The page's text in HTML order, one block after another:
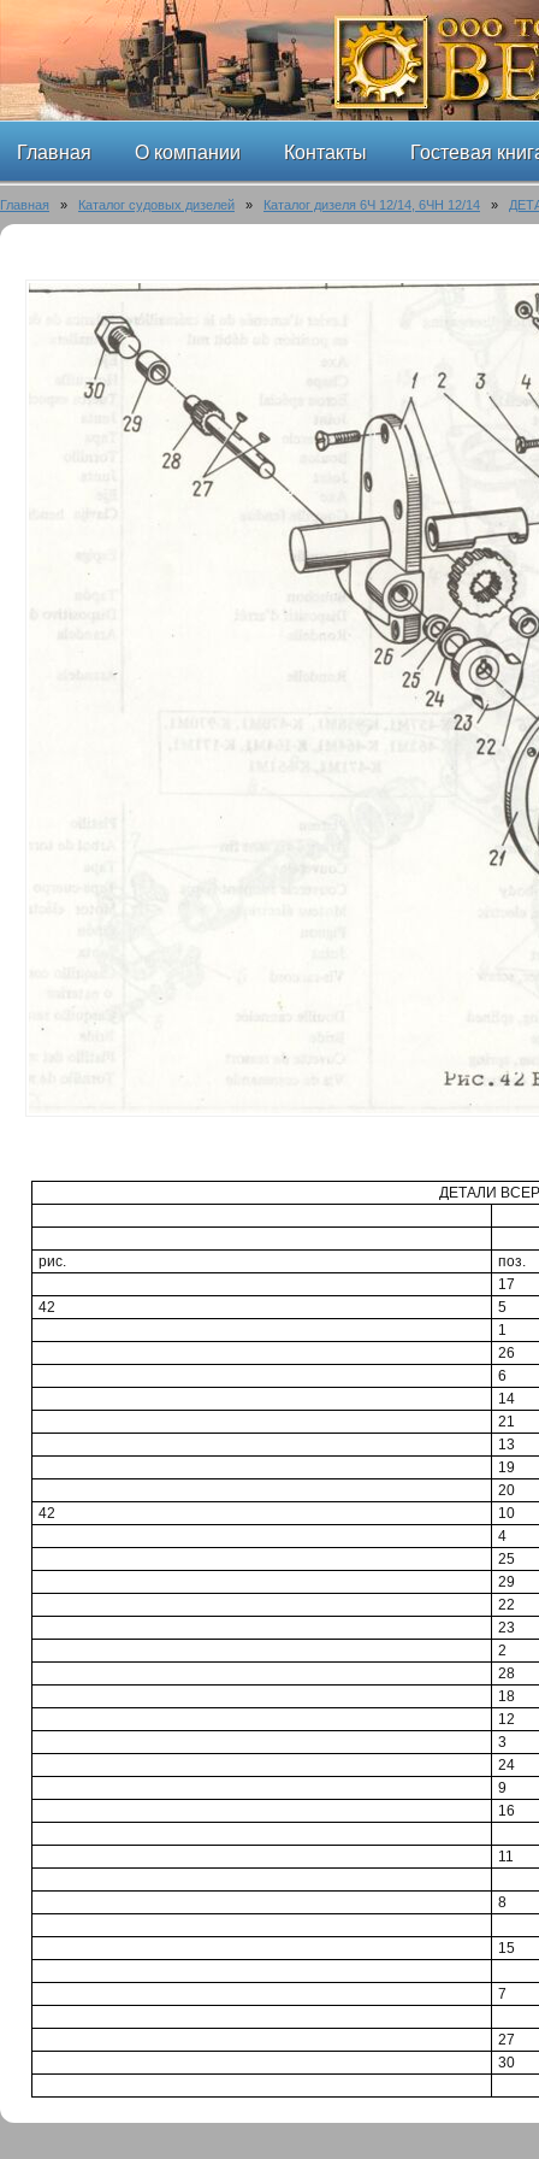
Главная О компании Контакты Гостевая
Главная » Каталог судовых дизелей » Каталог дизеля 6Ч 12/14, 6ЧН 12/14 »
ДЕТАЛИ
рис.
поз.
17
42
5
1
26
6
14
21
13
19
20
42
10
4
25
29
22
23
2
28
18
12
3
24
9
16
11
8
15
7
27
30